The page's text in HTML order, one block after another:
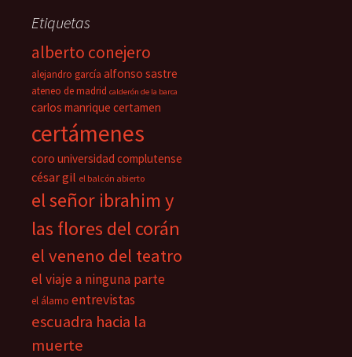
Etiquetas
alberto conejero
alejandro garcía alfonso sastre
ateneo de madrid calderón de la barca
carlos manrique certamen
certámenes
coro universidad complutense
césar gil el balcón abierto
el señor ibrahim y
las flores del corán
el veneno del teatro
el viaje a ninguna parte
el álamo entrevistas
escuadra hacia la
muerte